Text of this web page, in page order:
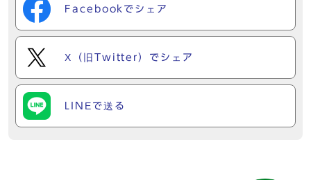
Facebookでシェア
X（旧Twitter）でシェア
LINEで送る